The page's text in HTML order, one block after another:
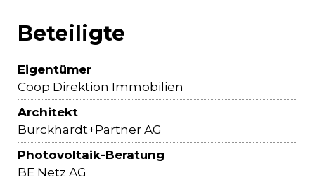
Beteiligte
Eigentümer
Coop Direktion Immobilien
Architekt
Burckhardt+Partner AG
Photovoltaik-Beratung
BE Netz AG